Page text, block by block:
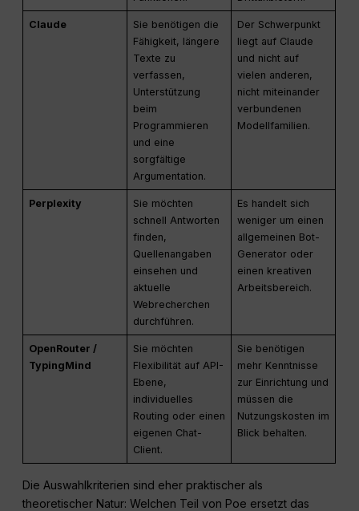
Claude
Sie benötigen die
Fähigkeit, längere
Texte zu
verfassen,
Unterstützung
beim
Programmieren
und eine
sorgfältige
Argumentation.
Der Schwerpunkt
liegt auf Claude
und nicht auf
vielen anderen,
nicht miteinander
verbundenen
Modellfamilien.
Perplexity
Sie möchten
schnell Antworten
finden,
Quellenangaben
einsehen und
aktuelle
Webrecherchen
durchführen.
Es handelt sich
weniger um einen
allgemeinen Bot-
Generator oder
einen kreativen
Arbeitsbereich.
OpenRouter /
TypingMind
Sie möchten
Flexibilität auf API-
Ebene,
individuelles
Routing oder einen
eigenen Chat-
Client.
Sie benötigen
mehr Kenntnisse
zur Einrichtung und
müssen die
Nutzungskosten im
Blick behalten.
Die Auswahlkriterien sind eher praktischer als
theoretischer Natur: Welchen Teil von Poe ersetzt das